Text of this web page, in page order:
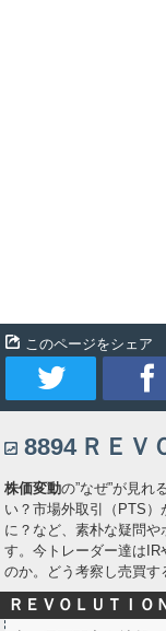
このページをシェア
ー
ト
8894 ＲＥＶ
株価変動の”なぜ”が見れ
い？市場外取引（PTS
に？など、素朴な疑問
す。今トレーダー達は
のか。どう考察し売買す
ＲＥＶＯＬＵＴＩＯ